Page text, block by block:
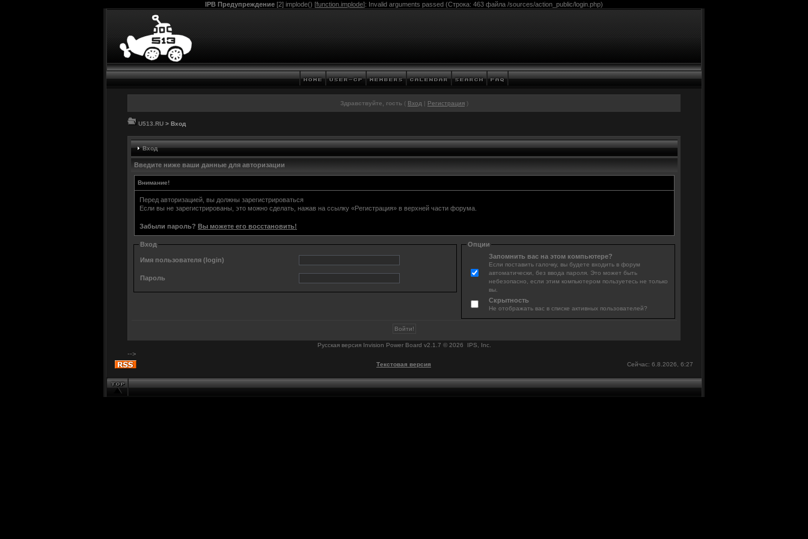
IPB Предупреждение [2] implode() [function.implode]: Invalid arguments passed (Строка: 463 файла /sources/action_public/login.php)
Здравствуйте, гость ( Вход | Регистрация )
U513.RU > Вход
Вход
Введите ниже ваши данные для авторизации
Внимание!
Перед авторизацией, вы должны зарегистрироваться
Если вы не зарегистрированы, это можно сделать, нажав на ссылку «Регистрация» в верхней части форума.
Забыли пароль? Вы можете его восстановить!
Вход
Имя пользователя (login)
Пароль
Опции
Запомнить вас на этом компьютере?
Если поставить галочку, вы будете входить в форум
автоматически, без ввода пароля. Это может быть
небезопасно, если этим компьютером пользуетесь не только
вы.
Скрытность
Не отображать вас в списке активных пользователей?
Русская версия Invision Power Board v2.1.7 © 2026 IPS, Inc.
-->
Текстовая версия Сейчас: 6.8.2026, 6:27